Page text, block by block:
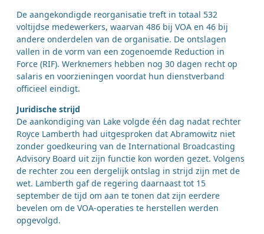
De aangekondigde reorganisatie treft in totaal 532
voltijdse medewerkers, waarvan 486 bij VOA en 46 bij
andere onderdelen van de organisatie. De ontslagen
vallen in de vorm van een zogenoemde Reduction in
Force (RIF). Werknemers hebben nog 30 dagen recht op
salaris en voorzieningen voordat hun dienstverband
officieel eindigt.
Juridische strijd
De aankondiging van Lake volgde één dag nadat rechter
Royce Lamberth had uitgesproken dat Abramowitz niet
zonder goedkeuring van de International Broadcasting
Advisory Board uit zijn functie kon worden gezet. Volgens
de rechter zou een dergelijk ontslag in strijd zijn met de
wet. Lamberth gaf de regering daarnaast tot 15
september de tijd om aan te tonen dat zijn eerdere
bevelen om de VOA-operaties te herstellen werden
opgevolgd.